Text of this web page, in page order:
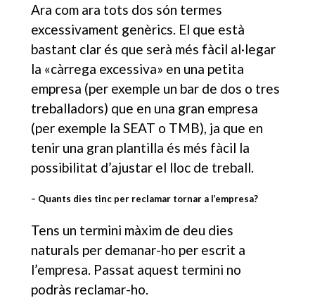
Ara com ara tots dos són termes
excessivament genèrics. El que està
bastant clar és que serà més fàcil al·legar
la «càrrega excessiva» en una petita
empresa (per exemple un bar de dos o tres
treballadors) que en una gran empresa
(per exemple la SEAT o TMB), ja que en
tenir una gran plantilla és més fàcil la
possibilitat d’ajustar el lloc de treball.
– Quants dies tinc per reclamar tornar a l’empresa?
Tens un termini màxim de deu dies
naturals per demanar-ho per escrit a
l’empresa. Passat aquest termini no
podràs reclamar-ho.